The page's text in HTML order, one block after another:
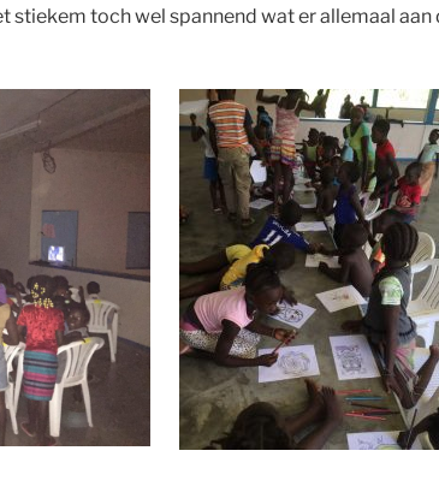
stiekem toch wel spannend wat er allemaal